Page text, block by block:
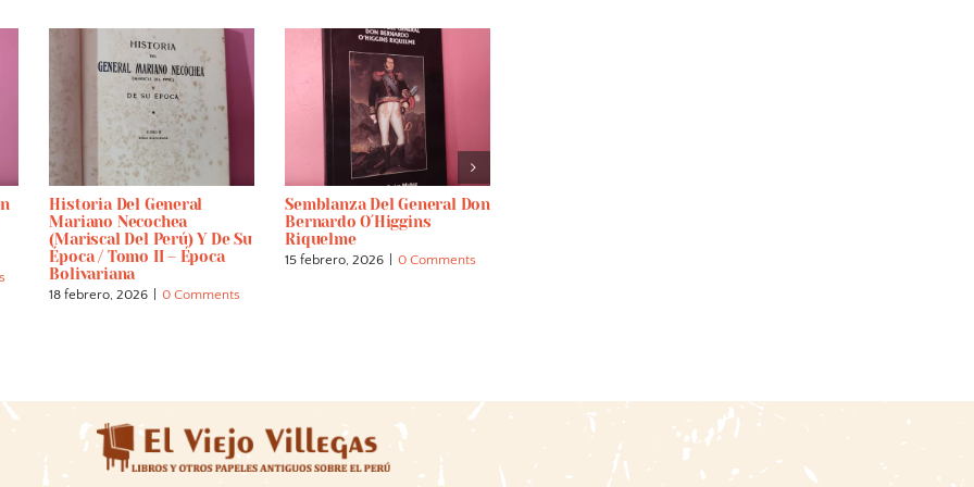
Historia Del General
Mariano Necochea
(Mariscal Del Perú) Y De Su
Época / Tomo II – Época
Bolivariana
18 febrero, 2026 0 Comments
Semblanza Del General Don
Bernardo O´Higgins
Riquelme
15 febrero, 2026 0 Comments